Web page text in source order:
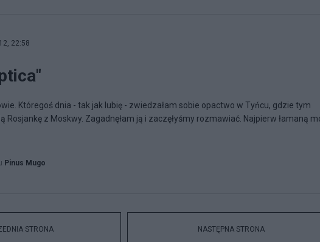
22:58
Któregoś dnia - tak jak lubię - zwiedzałam sobie opactwo w Tyńcu, gdzie tym
Rosjankę z Moskwy. Zagadnęłam ją i zaczęłyśmy rozmawiać. Najpierw łamaną
Pinus Mugo
STRONA NASTĘPNA STRONA